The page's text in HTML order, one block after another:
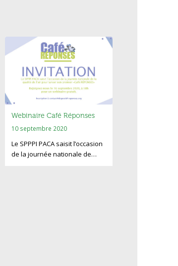
Webinaire Café Réponses
10 septembre 2020
Le SPPPI PACA saisit l’occasion
de la journée nationale de…